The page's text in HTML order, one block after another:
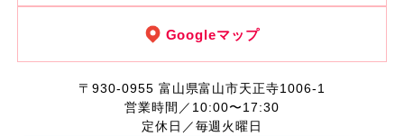
Googleマップ
〒930-0955 富山県富山市天正寺1006-1
営業時間／10:00〜17:30
定休日／毎週火曜日